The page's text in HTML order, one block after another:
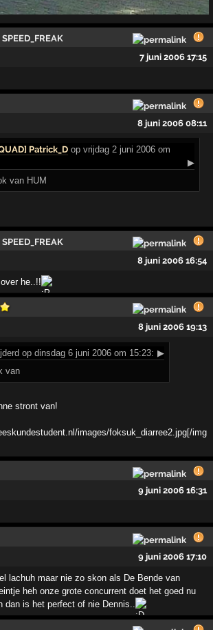
7 juni 2006 17:15
8 juni 2006 08:11
Patrick_D op vrijdag 2 juni 2006 om
▶
van HUM
8 juni 2006 16:54
he..!!
8 juni 2006 19:13
op dinsdag 6 juni 2006 om 15:23: ▶
van
stront van!
9 juni 2006 16:31
9 juni 2006 17:10
lachuh maar nie zo skon als De Bende van
heh onze grote concurrent doet het goed nu
dan is het perfect of nie Dennis..